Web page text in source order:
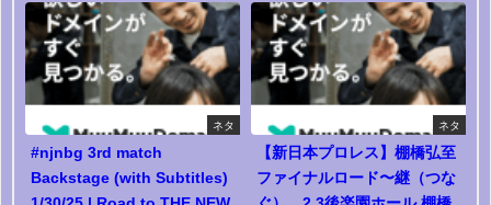
ネタ
#njnbg 3rd match
Backstage (with Subtitles)
ネタ
【新日本プロレス】棚橋弘至
ファイナルロード〜継（つな